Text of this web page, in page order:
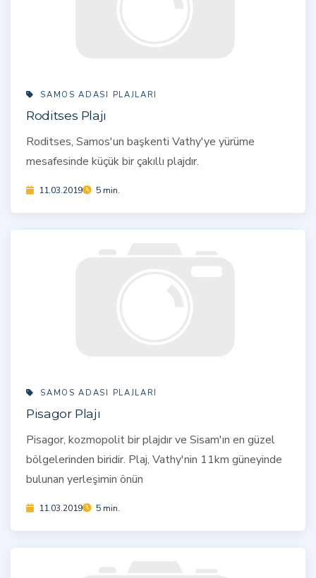
SAMOS ADASI PLAJLARI
Roditses Plajı
Roditses, Samos'un başkenti Vathy'ye yürüme
mesafesinde küçük bir çakıllı plajdır.
11.03.2019 5 min.
SAMOS ADASI PLAJLARI
Pisagor Plajı
Pisagor, kozmopolit bir plajdır ve Sisam'ın en güzel
bölgelerinden biridir. Plaj, Vathy'nin 11km güneyinde
bulunan yerleşimin önün
11.03.2019 5 min.